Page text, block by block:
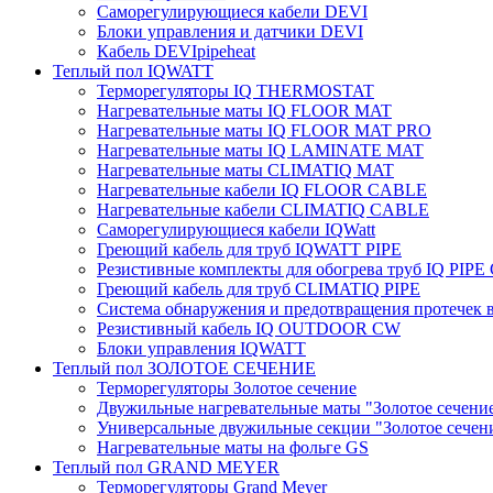
Саморегулирующиеся кабели DEVI
Блоки управления и датчики DEVI
Кабель DEVIpipeheat
Теплый пол IQWATT
Терморегуляторы IQ THERMOSTAT
Нагревательные маты IQ FLOOR MAT
Нагревательные маты IQ FLOOR MAT PRO
Нагревательные маты IQ LAMINATE MAT
Нагревательные маты CLIMATIQ MAT
Нагревательные кабели IQ FLOOR CABLE
Нагревательные кабели CLIMATIQ CABLE
Саморегулирующиеся кабели IQWatt
Греющий кабель для труб IQWATT PIPE
Резистивные комплекты для обогрева труб IQ PIPE
Греющий кабель для труб CLIMATIQ PIPE
Система обнаружения и предотвращения протечек
Резистивный кабель IQ OUTDOOR CW
Блоки управления IQWATT
Теплый пол ЗОЛОТОЕ СЕЧЕНИЕ
Терморегуляторы Золотое сечение
Двужильные нагревательные маты "Золотое
Универсальные двужильные секции "Золотое
Нагревательные маты на фольге GS
Теплый пол GRAND MEYER
Терморегуляторы Grand Meyer